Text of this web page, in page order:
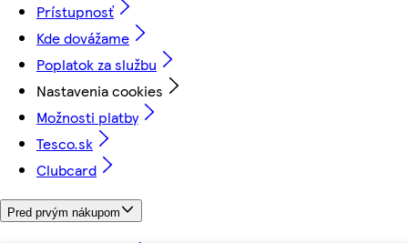
Prístupnosť
Kde dovážame
Poplatok za službu
Nastavenia cookies
Možnosti platby
Tesco.sk
Clubcard
Pred prvým nákupom